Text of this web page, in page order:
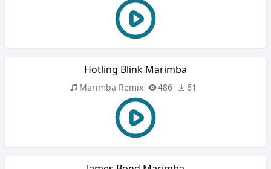
Hotling Blink Marimba
Marimba Remix 486 61